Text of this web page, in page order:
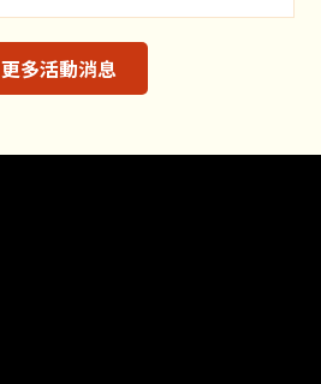
更多活動消息